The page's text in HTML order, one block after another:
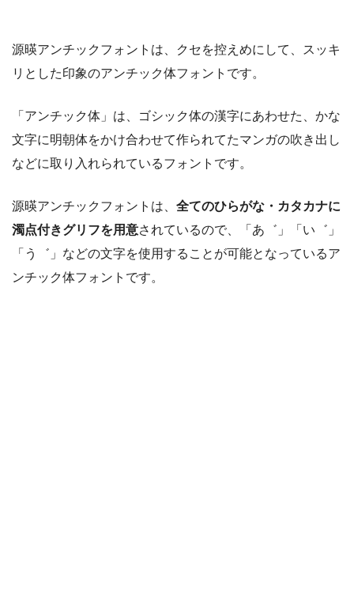
源暎アンチックフォントは、クセを控えめにして、スッキ
リとした印象のアンチック体フォントです。
「アンチック体」は、ゴシック体の漢字にあわせた、かな
文字に明朝体をかけ合わせて作られてたマンガの吹き出し
などに取り入れられているフォントです。
源暎アンチックフォントは、 全てのひらがな・カタカナに
濁点付きグリフを用意されているので、「あ゛」「い゛」
「う゛」などの文字を使用することが可能となっているア
ンチック体フォントです。